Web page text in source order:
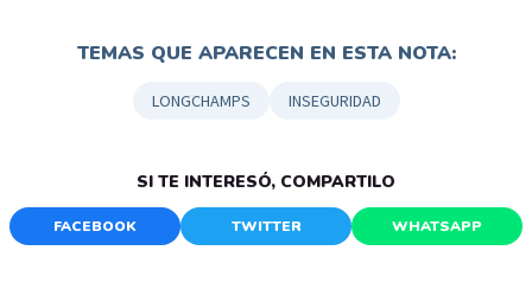
TEMAS QUE APARECEN EN ESTA NOTA:
LONGCHAMPS INSEGURIDAD
SI TE INTERESÓ, COMPARTILO
FACEBOOK TWITTER WHATSAPP